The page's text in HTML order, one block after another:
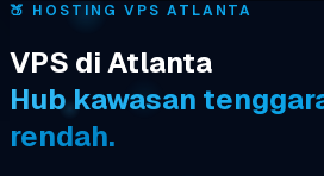
🍑 HOSTING VPS ATLANTA
VPS di Atlanta
Hub kawasan
rendah.